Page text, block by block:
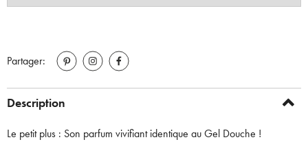
Partager:
Description
Le petit plus : Son parfum vivifiant identique au Gel Douche !